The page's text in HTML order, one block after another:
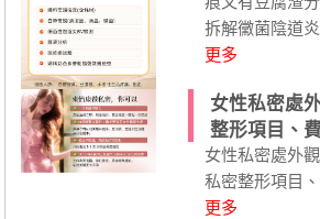
拆解黴菌陰道
更多
女性私密處
整形項目、
女性私密處外
私密整形項目
更多